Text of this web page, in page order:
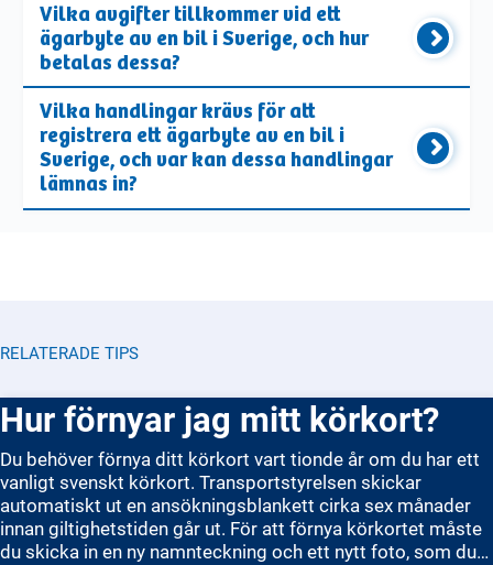
Vilka avgifter tillkommer vid ett
ägarbyte av en bil i Sverige, och hur
betalas dessa?
Vilka handlingar krävs för att
registrera ett ägarbyte av en bil i
Sverige, och var kan dessa handlingar
lämnas in?
RELATERADE TIPS
Hur förnyar jag mitt körkort?
Du behöver förnya ditt körkort vart tionde år om du har ett
vanligt svenskt körkort. Transportstyrelsen skickar
automatiskt ut en ansökningsblankett cirka sex månader
innan giltighetstiden går ut. För att förnya körkortet måste
du skicka in en ny namnteckning och ett nytt foto, som du